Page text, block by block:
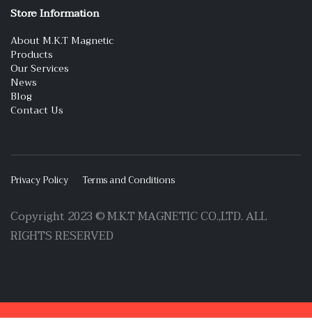
Store Information
About M.K.T Magnetic
Products
Our Services
News
Blog
Contact Us
Privacy Policy Terms and Conditions
Copyright 2023 © M.K.T MAGNETIC CO.,LTD. ALL
RIGHTS RESERVED